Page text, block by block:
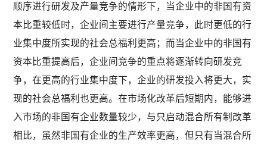
顺序进行研发及产量竞争的情形下，当企业中的非国有资
本比重较低时，企业间主要进行产量竞争，此时更低的行
业集中度所实现的社会总福利更高；而当企业中的非国有
资本比重提高后，企业间竞争的重点将逐渐转向研发竞
争，在更高的行业集中度下，企业的研发投入将更大，实
现的社会总福利也更高。在市场化改革后短期内，能够进
入市场的非国有企业数量较少，与只启动混合所有制改革
相比，虽然非国有企业的生产效率更高，但只有当混合所